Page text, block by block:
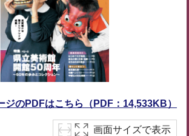
ジのPDFはこちら（PDF：14,533KB）
画面サイズで表示